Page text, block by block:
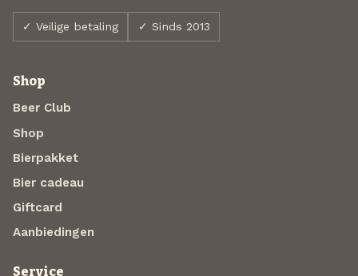
✓ Veilige betaling ✓ Sinds 2013
Shop
Beer Club
Shop
Bierpakket
Bier cadeau
Giftcard
Aanbiedingen
Service